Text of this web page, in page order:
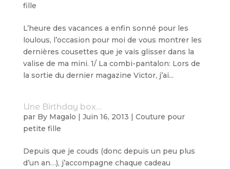
fille
L’heure des vacances a enfin sonné pour les
loulous, l’occasion pour moi de vous montrer les
dernières cousettes que je vais glisser dans la
valise de ma mini. 1/ La combi-pantalon: Lors de
la sortie du dernier magazine Victor, j’ai...
Une Birthday box…
par By Magalo | Juin 16, 2013 | Couture pour
petite fille
Depuis que je couds (donc depuis un peu plus
d’un an…), j’accompagne chaque cadeau